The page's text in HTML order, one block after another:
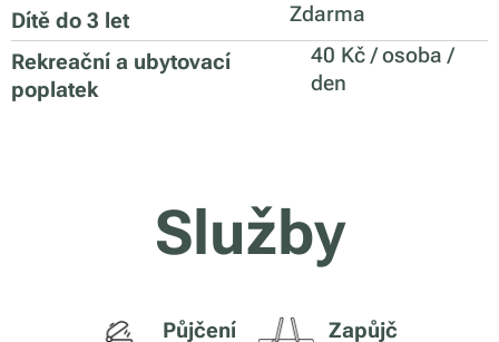
Dítě do 3 let
Zdarma
Rekreační a ubytovací
poplatek
40 Kč / osoba /
den
Služby
Půjčení
Zapůjč